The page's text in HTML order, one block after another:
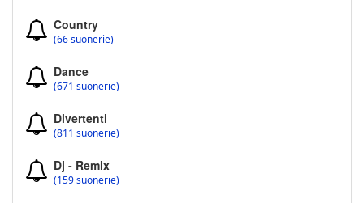
Country
(66 suonerie)
Dance
(671 suonerie)
Divertenti
(811 suonerie)
Dj - Remix
(159 suonerie)